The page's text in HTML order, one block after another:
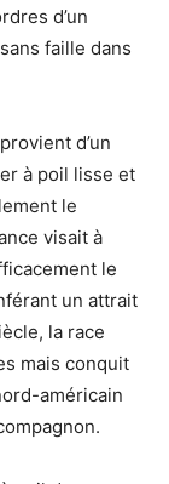
d’un
faille dans
d’un
à poil lisse et
le
visait à
le
un attrait
la race
mais conquit
américain